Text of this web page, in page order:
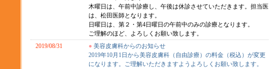
木曜日は、午前中診療し、午後は休診させていただきます。担当医
は、松田医師となります。
日曜日は、第２・第4日曜日の午前中のみの診療となります。
ご理解のほど、よろしくお願い致します。
2019/08/31
● 美容皮膚科からのお知らせ
2019年10月1日から美容皮膚科（自由診療）の料金（税込）が変更
になります。ご理解いただきますようよろしくお願い致します。